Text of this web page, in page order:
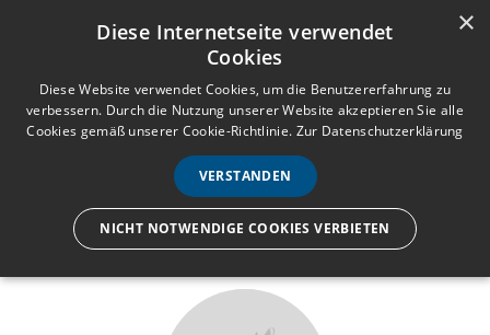
Anmelden Registrieren
e
n
ü
Wir lassen nur die Hand los,
×
Diese Internetseite verwendet
Cookies
Diese Website verwendet Cookies, um die Benutzererfahrung zu
verbessern. Durch die Nutzung unserer Website akzeptieren Sie alle
Cookies gemäß unserer Cookie-Richtlinie. Zur Datenschutzerklärung
VERSTANDEN
NICHT NOTWENDIGE COOKIES VERBIETEN